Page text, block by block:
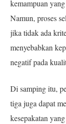
kemampuan
Namun, proses
jika tidak ada
menyebabkan
negatif pada
Di samping itu,
tiga juga dapat
kesepakatan